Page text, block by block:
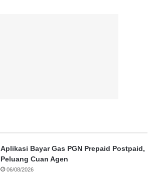
Aplikasi Bayar Gas PGN Prepaid Postpaid,
Peluang Cuan Agen
06/08/2026